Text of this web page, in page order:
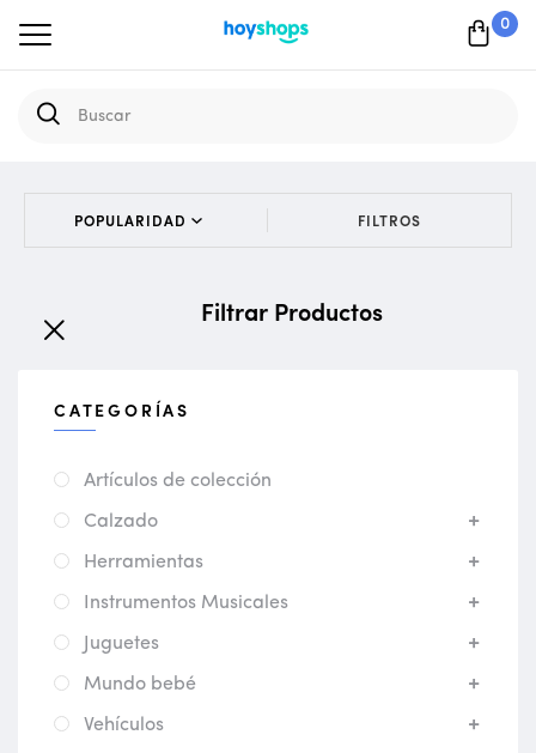
0
FILTROS
Filtrar Productos
CATEGORÍAS
Artículos de colección
Calzado
Herramientas
Instrumentos Musicales
Juguetes
Mundo bebé
Vehículos